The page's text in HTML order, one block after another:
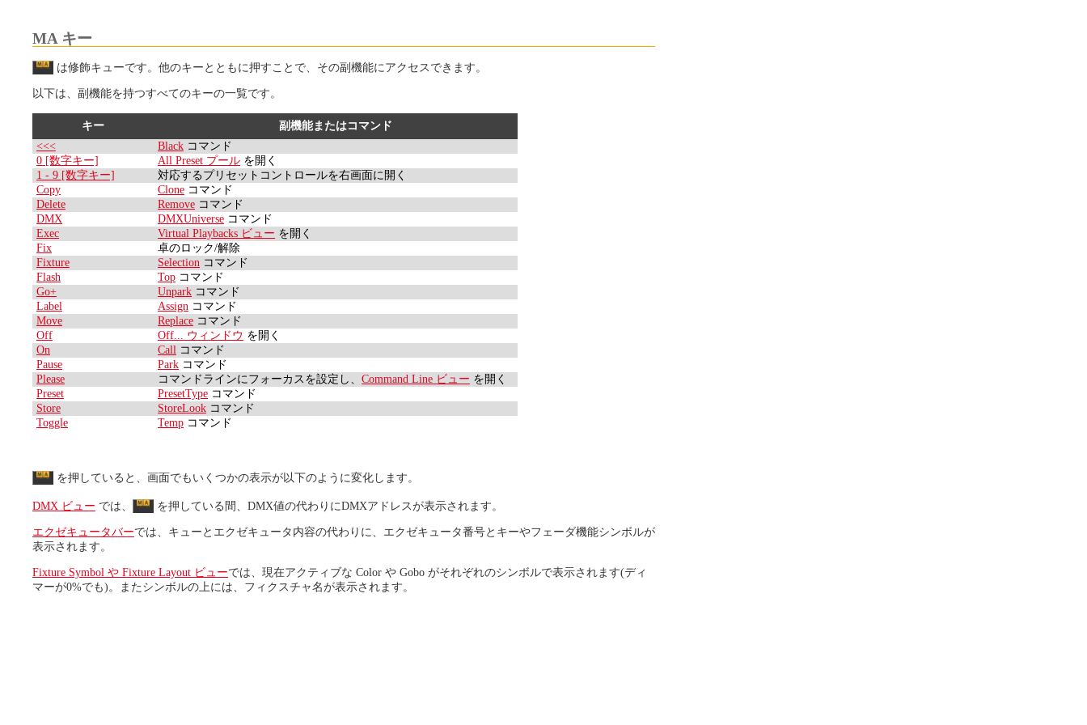
MA キー
は修飾キューです。他のキーとともに押すことで、その副機能にアクセスできます。
以下は、副機能を持つすべてのキーの一覧です。
キー
副機能またはコマンド
<<<
Black コマンド
0 [数字キー]
All Preset プール を開く
1 - 9 [数字キー]
対応するプリセットコントロールを右画面に開く
Copy
Clone コマンド
Delete
Remove コマンド
DMX
DMXUniverse コマンド
Exec
Virtual Playbacks ビュー を開く
Fix
卓のロック/解除
Fixture
Selection コマンド
Flash
Top コマンド
Go+
Unpark コマンド
Label
Assign コマンド
Move
Replace コマンド
Off
Off... ウィンドウ を開く
On
Call コマンド
Pause
Park コマンド
Please
コマンドラインにフォーカスを設定し、 Command Line ビュー を開く
Preset
PresetType コマンド
Store
StoreLook コマンド
Toggle
Temp コマンド
を押していると、画面でもいくつかの表示が以下のように変化します。
DMX ビュー では、 を押している間、DMX値の代わりにDMXアドレスが表示されます。
エクゼキュータバーでは、キューとエクゼキュータ内容の代わりに、エクゼキュータ番号とキーやフェーダ機能シンボルが
表示されます。
Fixture Symbol や Fixture Layout ビューでは、現在アクティブな Color や Gobo がそれぞれのシンボルで表示されます(ディ
マーが0%でも)。またシンボルの上には、フィクスチャ名が表示されます。